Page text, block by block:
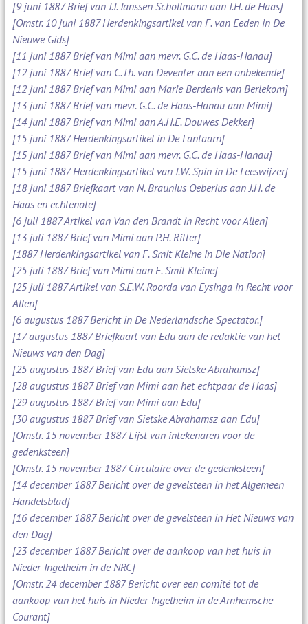
[9 juni 1887 Brief van J.J. Janssen Schollmann aan J.H. de Haas]
[Omstr. 10 juni 1887 Herdenkingsartikel van F. van Eeden in De
Nieuwe Gids]
[11 juni 1887 Brief van Mimi aan mevr. G.C. de Haas-Hanau]
[12 juni 1887 Brief van C.Th. van Deventer aan een onbekende]
[12 juni 1887 Brief van Mimi aan Marie Berdenis van Berlekom]
[13 juni 1887 Brief van mevr. G.C. de Haas-Hanau aan Mimi]
[14 juni 1887 Brief van Mimi aan A.H.E. Douwes Dekker]
[15 juni 1887 Herdenkingsartikel in De Lantaarn]
[15 juni 1887 Brief van Mimi aan mevr. G.C. de Haas-Hanau]
[15 juni 1887 Herdenkingsartikel van J.W. Spin in De Leeswijzer]
[18 juni 1887 Briefkaart van N. Braunius Oeberius aan J.H. de
Haas en echtenote]
[6 juli 1887 Artikel van Van den Brandt in Recht voor Allen]
[13 juli 1887 Brief van Mimi aan P.H. Ritter]
[1887 Herdenkingsartikel van F. Smit Kleine in Die Nation]
[25 juli 1887 Brief van Mimi aan F. Smit Kleine]
[25 juli 1887 Artikel van S.E.W. Roorda van Eysinga in Recht voor
Allen]
[6 augustus 1887 Bericht in De Nederlandsche Spectator.]
[17 augustus 1887 Briefkaart van Edu aan de redaktie van het
Nieuws van den Dag]
[25 augustus 1887 Brief van Edu aan Sietske Abrahamsz]
[28 augustus 1887 Brief van Mimi aan het echtpaar de Haas]
[29 augustus 1887 Brief van Mimi aan Edu]
[30 augustus 1887 Brief van Sietske Abrahamsz aan Edu]
[Omstr. 15 november 1887 Lijst van intekenaren voor de
gedenksteen]
[Omstr. 15 november 1887 Circulaire over de gedenksteen]
[14 december 1887 Bericht over de gevelsteen in het Algemeen
Handelsblad]
[16 december 1887 Bericht over de gevelsteen in Het Nieuws van
den Dag]
[23 december 1887 Bericht over de aankoop van het huis in
Nieder-Ingelheim in de NRC]
[Omstr. 24 december 1887 Bericht over een comité tot de
aankoop van het huis in Nieder-Ingelheim in de Arnhemsche
Courant]